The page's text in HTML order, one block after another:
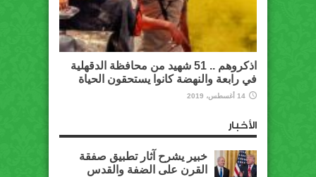
اذكروهم .. 51 شهيد من محافظة الدقهلية
في رابعة والنهضة كانوا يستحقون الحياة
14 أغسطس، 2019
الأخبار
خبير يشرح آثار تطبيق صفقة
القرن على الضفة والقدس